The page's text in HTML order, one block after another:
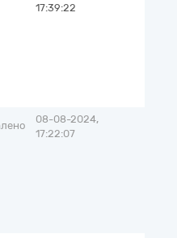
17:39:22
08-08-2024,
17:22:07